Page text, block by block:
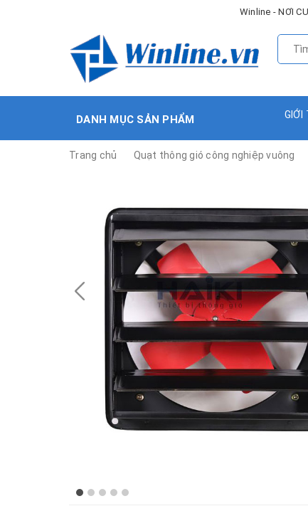
Winline - NƠI
DANH MỤC SẢN PHẨM GIỚI
Trang chủ Quạt thông gió công nghiệp vuông